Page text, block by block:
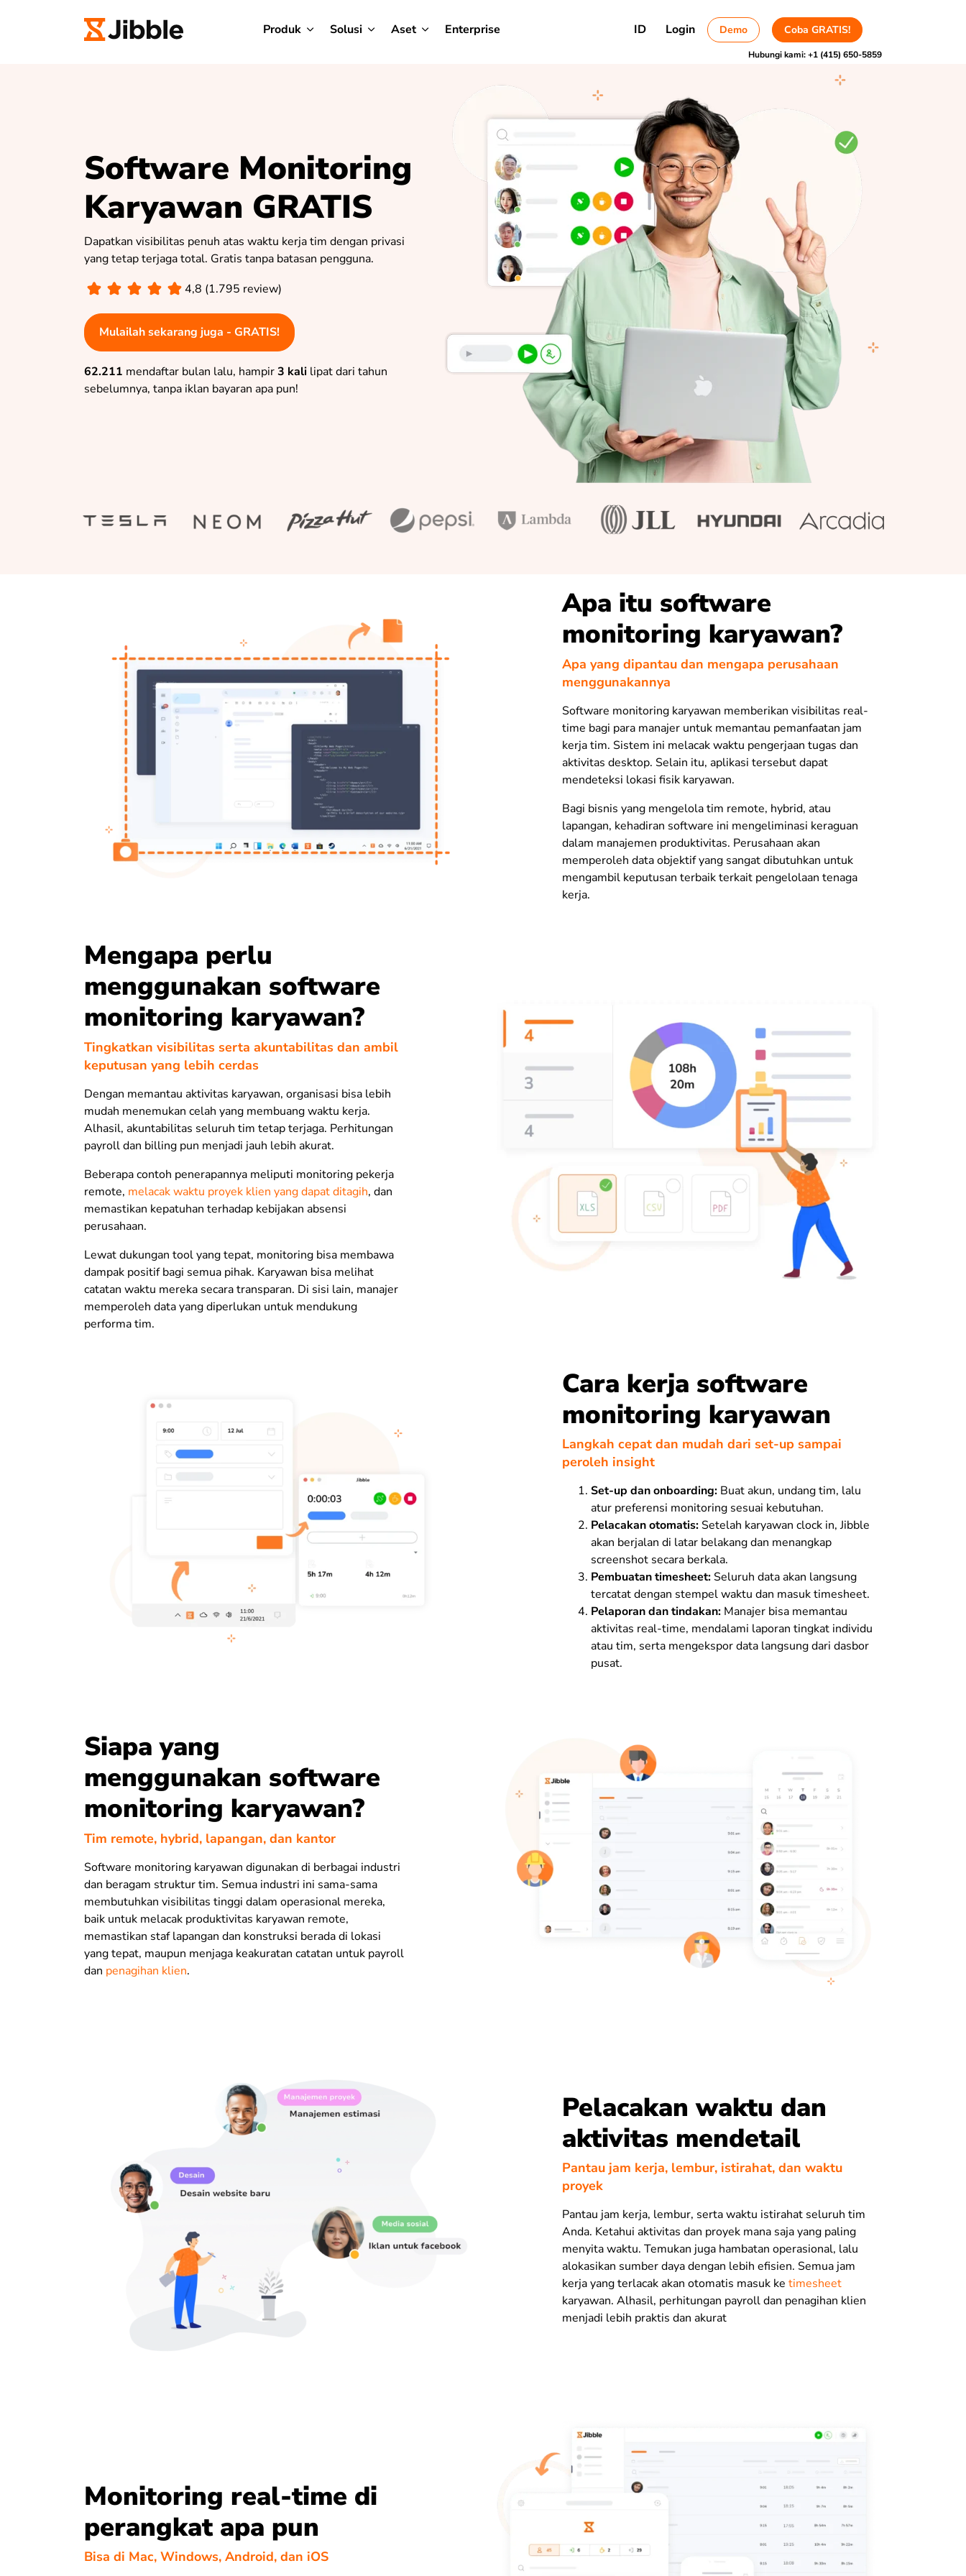
Produk Solusi Aset Enterprise ID Login Demo Coba GRATIS!
Hubungi kami:+1 (415) 650-5859
Software Monitoring
Karyawan GRATIS
Dapatkan visibilitas penuh atas waktu kerja tim dengan privasi
yang tetap terjaga total. Gratis tanpa batasan pengguna.
4,8 (1.795 review)
Mulailah sekarang juga - GRATIS!
62.211 mendaftar bulan lalu, hampir3 kali lipat dari tahun
sebelumnya, tanpa iklan bayaran apa pun!
Apa itu software
monitoring karyawan?
Apa yang dipantau dan mengapa perusahaan
menggunakannya
Software monitoring karyawan memberikan visibilitas real-
time bagi para manajer untuk memantau pemanfaatan jam
kerja tim. Sistem ini melacak waktu pengerjaan tugas dan
aktivitas desktop. Selain itu, aplikasi tersebut dapat
mendeteksi lokasi fisik karyawan.
Bagi bisnis yang mengelola tim remote, hybrid, atau
lapangan, kehadiran software ini mengeliminasi keraguan
dalam manajemen produktivitas. Perusahaan akan
memperoleh data objektif yang sangat dibutuhkan untuk
mengambil keputusan terbaik terkait pengelolaan tenaga
kerja.
Mengapa perlu
menggunakan software
monitoring karyawan?
Tingkatkan visibilitas serta akuntabilitas dan ambil
keputusan yang lebih cerdas
Dengan memantau aktivitas karyawan, organisasi bisa lebih
mudah menemukan celah yang membuang waktu kerja.
Alhasil, akuntabilitas seluruh tim tetap terjaga. Perhitungan
payroll dan billing pun menjadi jauh lebih akurat.
Beberapa contoh penerapannya meliputi monitoring pekerja
remote, melacak waktu proyek klien yang dapat ditagih, dan
memastikan kepatuhan terhadap kebijakan absensi
perusahaan.
Lewat dukungan tool yang tepat, monitoring bisa membawa
dampak positif bagi semua pihak. Karyawan bisa melihat
catatan waktu mereka secara transparan. Di sisi lain, manajer
memperoleh data yang diperlukan untuk mendukung
performa tim.
Cara kerja software
monitoring karyawan
Langkah cepat dan mudah dari set-up sampai
peroleh insight
Set-up dan onboarding:Buat akun, undang tim, lalu
atur preferensi monitoring sesuai kebutuhan.
Pelacakan otomatis:Setelah karyawan clock in, Jibble
akan berjalan di latar belakang dan menangkap
screenshot secara berkala.
Pembuatan timesheet:Seluruh data akan langsung
tercatat dengan stempel waktu dan masuk timesheet.
Pelaporan dan tindakan:Manajer bisa memantau
aktivitas real-time, mendalami laporan tingkat individu
atau tim, serta mengekspor data langsung dari dasbor
pusat.
Siapa yang
menggunakan software
monitoring karyawan?
Tim remote, hybrid, lapangan, dan kantor
Software monitoring karyawan digunakan di berbagai industri
dan beragam struktur tim. Semua industri ini sama-sama
membutuhkan visibilitas tinggi dalam operasional mereka,
baik untuk melacak produktivitas karyawan remote,
memastikan staf lapangan dan konstruksi berada di lokasi
yang tepat, maupun menjaga keakuratan catatan untuk payroll
dan penagihan klien.
Pelacakan waktu dan
aktivitas mendetail
Pantau jam kerja, lembur, istirahat, dan waktu
proyek
Pantau jam kerja, lembur, serta waktu istirahat seluruh tim
Anda. Ketahui aktivitas dan proyek mana saja yang paling
menyita waktu. Temukan juga hambatan operasional, lalu
alokasikan sumber daya dengan lebih efisien. Semua jam
kerja yang terlacak akan otomatis masuk ke timesheet
karyawan. Alhasil, perhitungan payroll dan penagihan klien
menjadi lebih praktis dan akurat
Monitoring real-time di
perangkat apa pun
Bisa di Mac, Windows, Android, dan iOS